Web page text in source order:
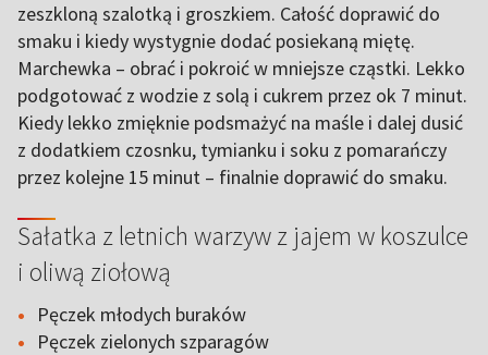
zeszkloną szalotką i groszkiem. Całość doprawić do
smaku i kiedy wystygnie dodać posiekaną miętę.
Marchewka – obrać i pokroić w mniejsze cząstki. Lekko
podgotować z wodzie z solą i cukrem przez ok 7 minut.
Kiedy lekko zmięknie podsmażyć na maśle i dalej dusić
z dodatkiem czosnku, tymianku i soku z pomarańczy
przez kolejne 15 minut – finalnie doprawić do smaku.
Sałatka z letnich warzyw z jajem w koszulce
i oliwą ziołową
Pęczek młodych buraków
Pęczek zielonych szparagów